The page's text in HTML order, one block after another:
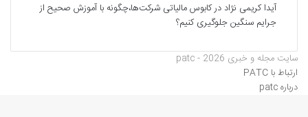
آیدا کریمی نژاد درکابوس مالیاتی شرکت‌ها،چگونه با آموزش صحیح از
جرایم سنگین جلوگیری کنیم؟
سایت مجله و خبری patc - 2026
ارتباط با PATC
درباره patc